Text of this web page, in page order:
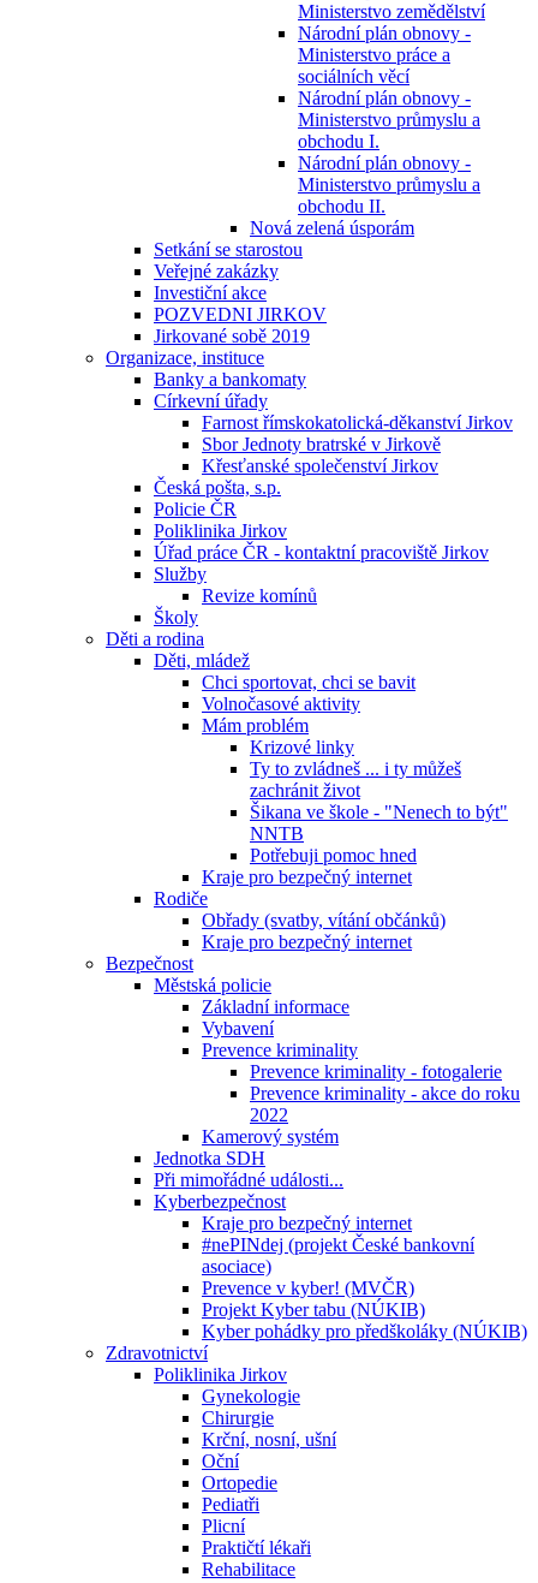
Ministerstvo zemědělství
Národní plán obnovy -
Ministerstvo práce a
sociálních věcí
Národní plán obnovy -
Ministerstvo průmyslu a
obchodu I.
Národní plán obnovy -
Ministerstvo průmyslu a
obchodu II.
Nová zelená úsporám
Setkání se starostou
Veřejné zakázky
Investiční akce
POZVEDNI JIRKOV
Jirkované sobě 2019
Organizace, instituce
Banky a bankomaty
Církevní úřady
Farnost římskokatolická-děkanství Jirkov
Sbor Jednoty bratrské v Jirkově
Křesťanské společenství Jirkov
Česká pošta, s.p.
Policie ČR
Poliklinika Jirkov
Úřad práce ČR - kontaktní pracoviště Jirkov
Služby
Revize komínů
Školy
Děti a rodina
Děti, mládež
Chci sportovat, chci se bavit
Volnočasové aktivity
Mám problém
Krizové linky
Ty to zvládneš ... i ty můžeš
zachránit život
Šikana ve škole - "Nenech to být"
NNTB
Potřebuji pomoc hned
Kraje pro bezpečný internet
Rodiče
Obřady (svatby, vítání občánků)
Kraje pro bezpečný internet
Bezpečnost
Městská policie
Základní informace
Vybavení
Prevence kriminality
Prevence kriminality - fotogalerie
Prevence kriminality - akce do roku
2022
Kamerový systém
Jednotka SDH
Při mimořádné události...
Kyberbezpečnost
Kraje pro bezpečný internet
#nePINdej (projekt České bankovní
asociace)
Prevence v kyber! (MVČR)
Projekt Kyber tabu (NÚKIB)
Kyber pohádky pro předškoláky (NÚKIB)
Zdravotnictví
Poliklinika Jirkov
Gynekologie
Chirurgie
Krční, nosní, ušní
Oční
Ortopedie
Pediatři
Plicní
Praktičtí lékaři
Rehabilitace